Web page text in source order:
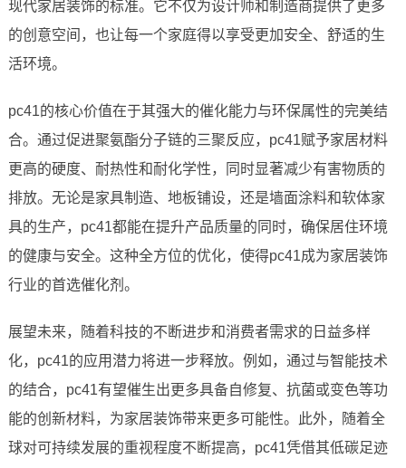
现代家居装饰的标准。它不仅为设计师和制造商提供了更多
的创意空间，也让每一个家庭得以享受更加安全、舒适的生
活环境。
pc41的核心价值在于其强大的催化能力与环保属性的完美结
合。通过促进聚氨酯分子链的三聚反应，pc41赋予家居材料
更高的硬度、耐热性和耐化学性，同时显著减少有害物质的
排放。无论是家具制造、地板铺设，还是墙面涂料和软体家
具的生产，pc41都能在提升产品质量的同时，确保居住环境
的健康与安全。这种全方位的优化，使得pc41成为家居装饰
行业的首选催化剂。
展望未来，随着科技的不断进步和消费者需求的日益多样
化，pc41的应用潜力将进一步释放。例如，通过与智能技术
的结合，pc41有望催生出更多具备自修复、抗菌或变色等功
能的创新材料，为家居装饰带来更多可能性。此外，随着全
球对可持续发展的重视程度不断提高，pc41凭借其低碳足迹